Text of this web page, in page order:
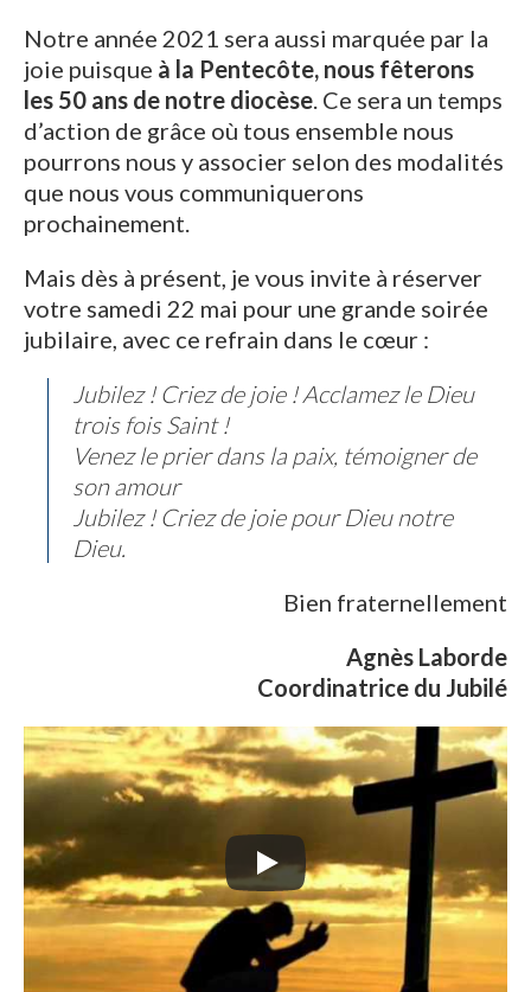
Notre année 2021 sera aussi marquée par la
joie puisque à la Pentecôte, nous fêterons
les 50 ans de notre diocèse. Ce sera un temps
d’action de grâce où tous ensemble nous
pourrons nous y associer selon des modalités
que nous vous communiquerons
prochainement.
Mais dès à présent, je vous invite à réserver
votre samedi 22 mai pour une grande soirée
jubilaire, avec ce refrain dans le cœur :
Jubilez ! Criez de joie ! Acclamez le Dieu
trois fois Saint !
Venez le prier dans la paix, témoigner de
son amour
Jubilez ! Criez de joie pour Dieu notre
Dieu.
Bien fraternellement
Agnès Laborde
Coordinatrice du Jubilé